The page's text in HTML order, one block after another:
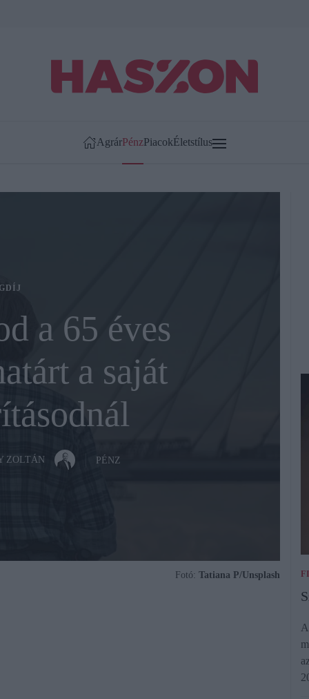
AgrárPénzPiacokÉletstílus
a 65 éves
a saját
ZOLTÁN PÉNZ
Fotó: Tatiana P/Unsplash